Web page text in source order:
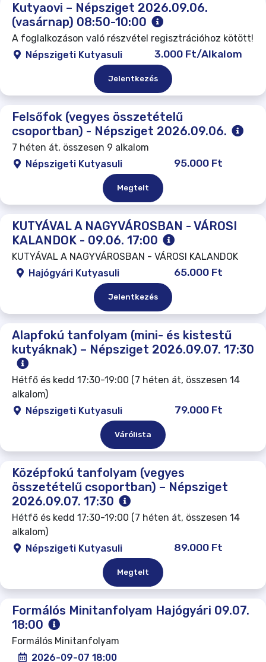
Kutyaovi – Népsziget 2026.09.06.
(vasárnap) 08:50-10:00
A foglalkozáson való részvétel regisztrációhoz kötött!
Népszigeti Kutyasuli
3.000 Ft/Alkalom
Jelentkezés
Felsőfok (vegyes összetételű
csoportban) - Népsziget 2026.09.06.
7 héten át, összesen 9 alkalom
Népszigeti Kutyasuli
95.000 Ft
Megtelt
KUTYÁVAL A NAGYVÁROSBAN - VÁROSI
KALANDOK - 09.06. 17:00
KUTYÁVAL A NAGYVÁROSBAN - VÁROSI KALANDOK
Hajógyári Kutyasuli
65.000 Ft
Jelentkezés
Alapfokú tanfolyam (mini- és kistestű
kutyáknak) – Népsziget 2026.09.07. 17:30
Hétfő és kedd 17:30-19:00 (7 héten át, összesen 14
alkalom)
Népszigeti Kutyasuli
79.000 Ft
Várólista
Középfokú tanfolyam (vegyes
összetételű csoportban) – Népsziget
2026.09.07. 17:30
Hétfő és kedd 17:30-19:00 (7 héten át, összesen 14
alkalom)
Népszigeti Kutyasuli
89.000 Ft
Megtelt
Formálós Minitanfolyam Hajógyári 09.07.
18:00
Formálós Minitanfolyam
2026-09-07 18:00